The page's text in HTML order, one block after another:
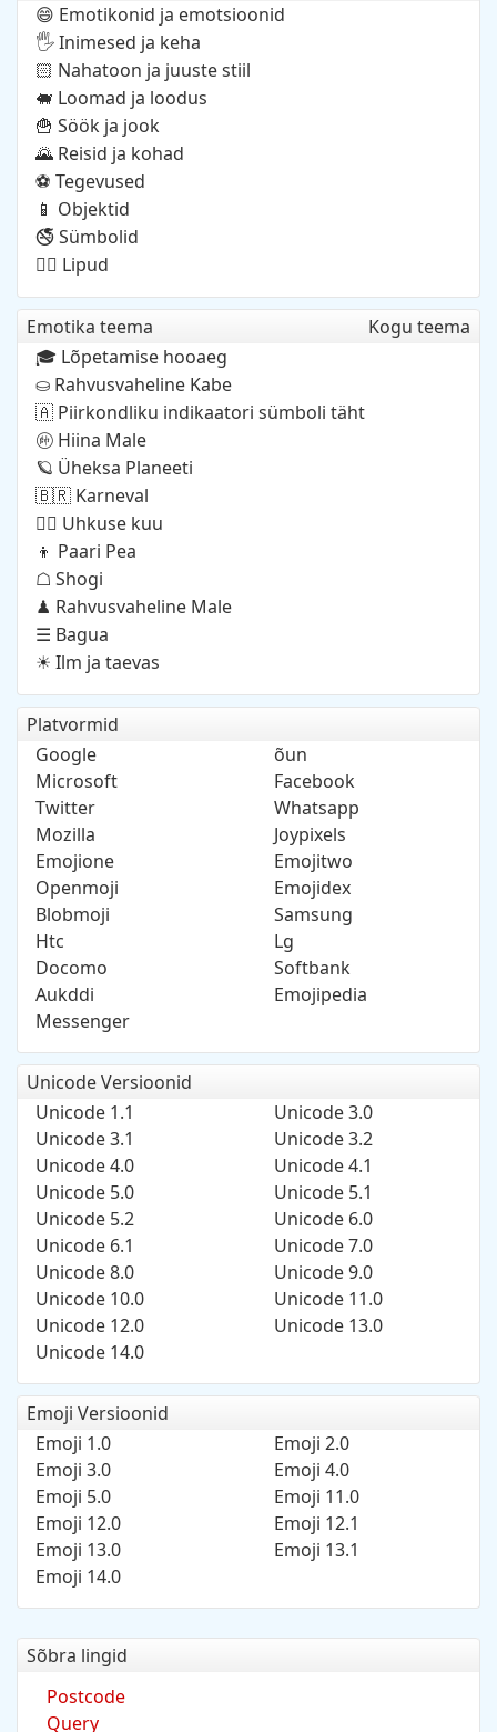
😄 Emotikonid ja emotsioonid
🖐️ Inimesed ja keha
🏻 Nahatoon ja juuste stiil
🐖 Loomad ja loodus
🍟 Söök ja jook
🌄 Reisid ja kohad
⚽ Tegevused
📱 Objektid
🚭 Sümbolid
🏳️‍🌈 Lipud
Emotika teema Kogu teema
🎓 Lõpetamise hooaeg
⛀ Rahvusvaheline Kabe
🇦 Piirkondliku indikaatori sümboli täht
🩠 Hiina Male
🪐 Üheksa Planeeti
🇧🇷 Karneval
🏳️‍🌈 Uhkuse kuu
👦 Paari Pea
☖ Shogi
♟ Rahvusvaheline Male
☰ Bagua
☀ Ilm ja taevas
Platvormid
Google
õun
Microsoft
Facebook
Twitter
Whatsapp
Mozilla
Joypixels
Emojione
Emojitwo
Openmoji
Emojidex
Blobmoji
Samsung
Htc
Lg
Docomo
Softbank
Aukddi
Emojipedia
Messenger
Unicode Versioonid
Unicode 1.1
Unicode 3.0
Unicode 3.1
Unicode 3.2
Unicode 4.0
Unicode 4.1
Unicode 5.0
Unicode 5.1
Unicode 5.2
Unicode 6.0
Unicode 6.1
Unicode 7.0
Unicode 8.0
Unicode 9.0
Unicode 10.0
Unicode 11.0
Unicode 12.0
Unicode 13.0
Unicode 14.0
Emoji Versioonid
Emoji 1.0
Emoji 2.0
Emoji 3.0
Emoji 4.0
Emoji 5.0
Emoji 11.0
Emoji 12.0
Emoji 12.1
Emoji 13.0
Emoji 13.1
Emoji 14.0
Sõbra lingid
Postcode
Query